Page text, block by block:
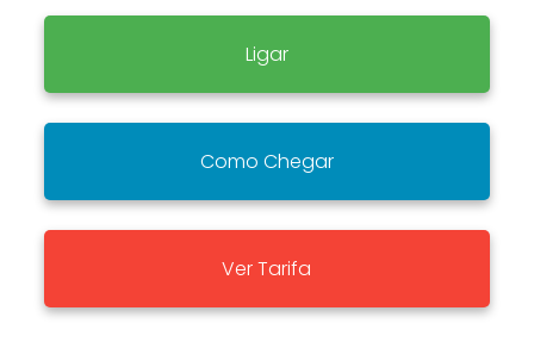
Ligar
Como Chegar
Ver Tarifa